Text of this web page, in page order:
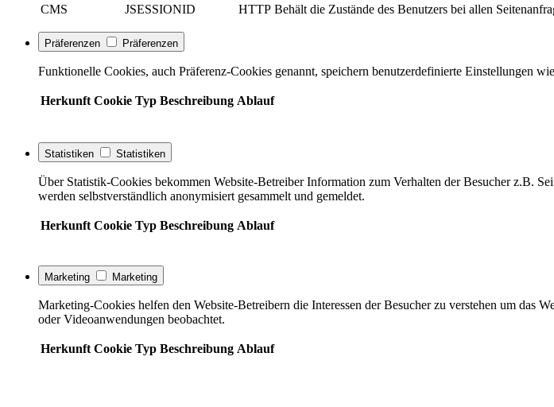
CMS
JSESSIONID HTTP Behält die Zustände des Benutzers bei allen
Präferenzen Präferenzen
Funktionelle Cookies, auch Präferenz-Cookies genannt, speichern benutzerdefinierte Einstellungen
Herkunft Cookie Typ Beschreibung Ablauf
Statistiken Statistiken
Über Statistik-Cookies bekommen Website-Betreiber Information zum Verhalten der Besucher z.B.
werden selbstverständlich anonymisiert gesammelt und gemeldet.
Herkunft Cookie Typ Beschreibung Ablauf
Marketing Marketing
Marketing-Cookies helfen den Website-Betreibern die Interessen der Besucher zu verstehen um
oder Videoanwendungen beobachtet.
Herkunft Cookie Typ Beschreibung Ablauf